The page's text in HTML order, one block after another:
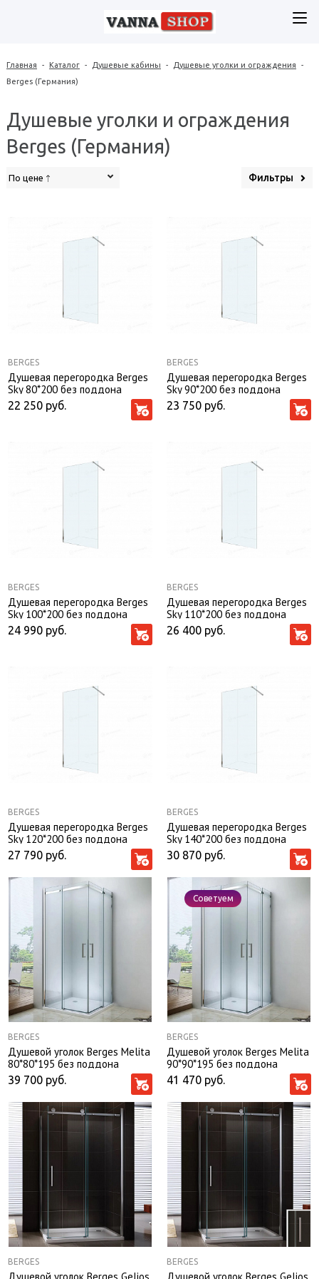
Главная - Каталог - Душевые кабины - Душевые уголки и ограждения
-
Berges (Германия)
Душевые уголки и ограждения
Berges (Германия)
По цене Фильтры
BERGES
Душевая перегородка Berges
Sky 80*200 без поддона
22 250 руб.
BERGES
Душевая перегородка Berges
Sky 90*200 без поддона
23 750 руб.
BERGES
Душевая перегородка Berges
Sky 100*200 без поддона
24 990 руб.
BERGES
Душевая перегородка Berges
Sky 110*200 без поддона
26 400 руб.
BERGES
Душевая перегородка Berges
Sky 120*200 без поддона
27 790 руб.
BERGES
Душевая перегородка Berges
Sky 140*200 без поддона
30 870 руб.
BERGES
Душевой уголок Berges Melita
80*80*195 без поддона
39 700 руб.
Советуем
BERGES
Душевой уголок Berges Melita
90*90*195 без поддона
41 470 руб.
BERGES BERGES